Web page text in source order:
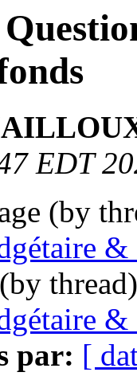
EDT
(by
&
&
par: [